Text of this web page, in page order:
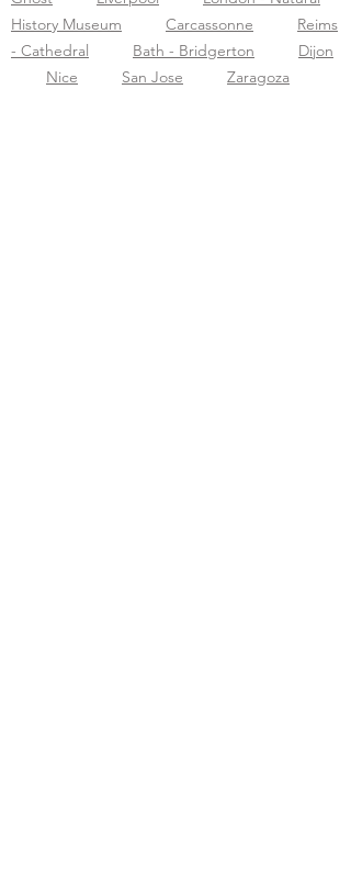
History Museum
Carcassonne
Reims
- Cathedral
Bath - Bridgerton
Dijon
Nice
San Jose
Zaragoza